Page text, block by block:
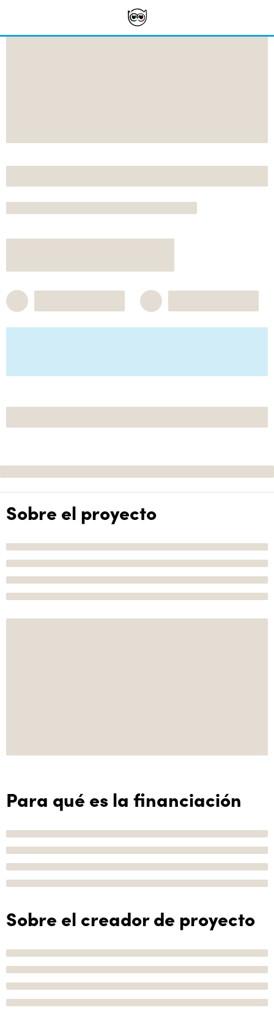
Sobre el proyecto
Para qué es la financiación
Sobre el creador de proyecto